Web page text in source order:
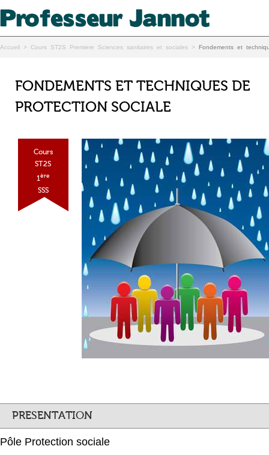
Accueil > Cours ST2S Premiere Sciences sanitaires et sociales > Fondements et
FONDEMENTS ET TECHNIQUES DE
PROTECTION SOCIALE
Cours
ST2S
1ère
SSS
PRESENTATION
Pôle Protection sociale